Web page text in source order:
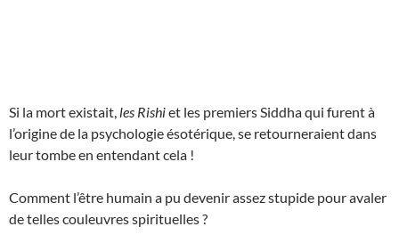
Si la mort existait, les Rishiet les premiers Siddha qui furent à
l’origine de la psychologie ésotérique, se retourneraient dans
leur tombe en entendant cela !
Comment l’être humain a pu devenir assez stupide pour avaler
de telles couleuvres spirituelles ?